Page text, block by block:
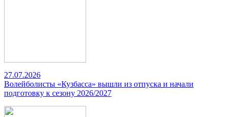
27.07.2026
Волейболисты «Кузбасса» вышли из отпуска и начали
подготовку к сезону 2026/2027